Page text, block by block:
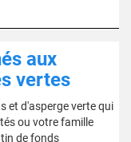
aux
vertes
et d'asperge verte qui
ou votre famille
de fonds